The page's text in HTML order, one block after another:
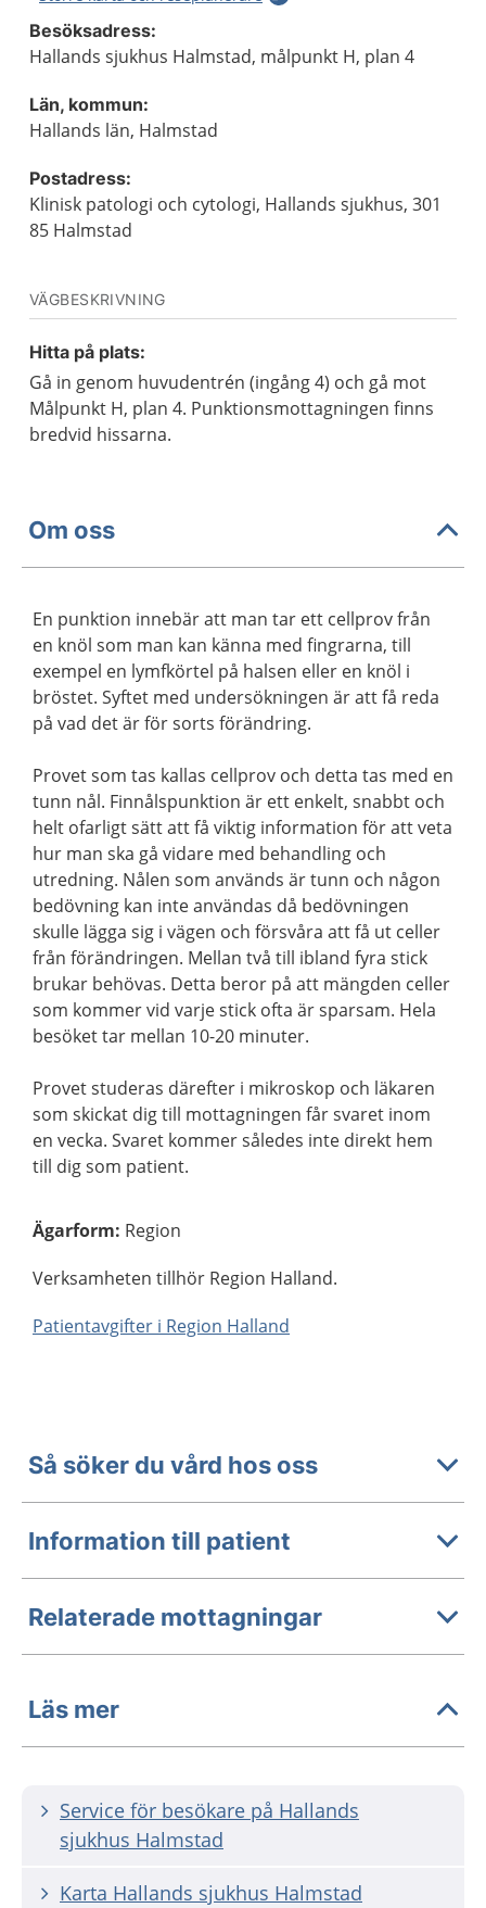
Besöksadress:
Hallands sjukhus Halmstad, målpunkt H, plan 4
Län, kommun:
Hallands län, Halmstad
Postadress:
Klinisk patologi och cytologi, Hallands sjukhus, 301
85 Halmstad
VÄGBESKRIVNING
Hitta på plats:
Gå in genom huvudentrén (ingång 4) och gå mot
Målpunkt H, plan 4. Punktionsmottagningen finns
bredvid hissarna.
Om oss
En punktion innebär att man tar ett cellprov från
en knöl som man kan känna med fingrarna, till
exempel en lymfkörtel på halsen eller en knöl i
bröstet. Syftet med undersökningen är att få reda
på vad det är för sorts förändring.
Provet som tas kallas cellprov och detta tas med en
tunn nål. Finnålspunktion är ett enkelt, snabbt och
helt ofarligt sätt att få viktig information för att veta
hur man ska gå vidare med behandling och
utredning. Nålen som används är tunn och någon
bedövning kan inte användas då bedövningen
skulle lägga sig i vägen och försvåra att få ut celler
från förändringen. Mellan två till ibland fyra stick
brukar behövas. Detta beror på att mängden celler
som kommer vid varje stick ofta är sparsam. Hela
besöket tar mellan 10-20 minuter.
Provet studeras därefter i mikroskop och läkaren
som skickat dig till mottagningen får svaret inom
en vecka. Svaret kommer således inte direkt hem
till dig som patient.
Ägarform: Region
Verksamheten tillhör Region Halland.
Patientavgifter i Region Halland
Så söker du vård hos oss
Information till patient
Relaterade mottagningar
Läs mer
Service för besökare på Hallands
sjukhus Halmstad
Karta Hallands sjukhus Halmstad